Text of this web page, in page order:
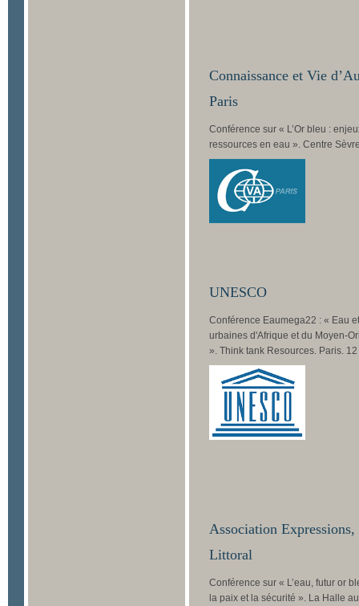
Connaissance et Vie
Paris
Conférence sur « L’Or bleu :
ressources en eau ». Centre
UNESCO
Conférence Eaumega22 : « Eau
urbaines d'Afrique et du Moyen-
». Think tank Resources. Paris.
Association
Littoral
Conférence sur « L’eau, futur or
la paix et la sécurité ». La Halle